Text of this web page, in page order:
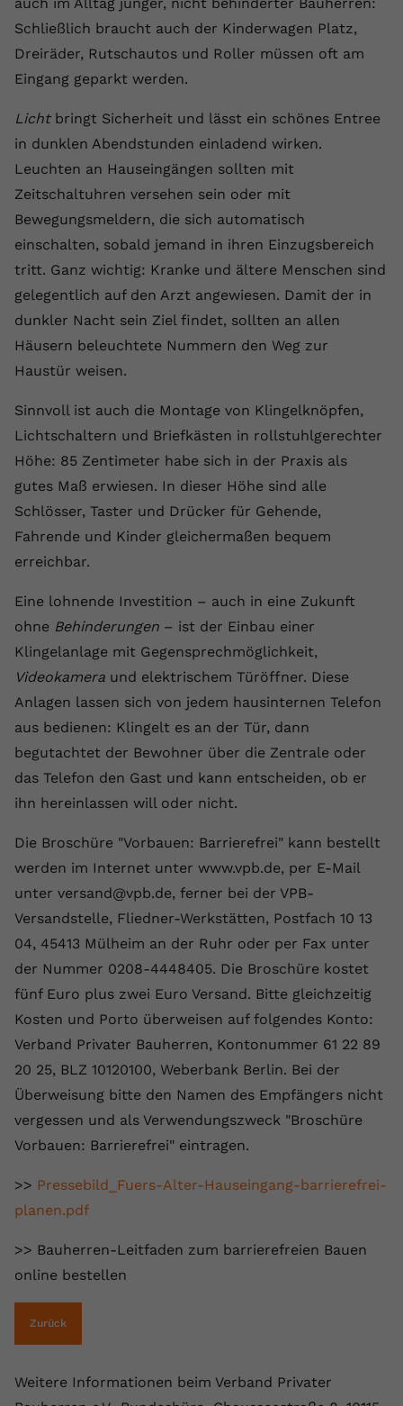
Schließlich braucht auch der Kinderwagen Platz,
Dreiräder, Rutschautos und Roller müssen oft am
Eingang geparkt werden.
Lichtbringt Sicherheit und lässt ein schönes Entree
in dunklen Abendstunden einladend wirken.
Leuchten an Hauseingängen sollten mit
Zeitschaltuhren versehen sein oder mit
Bewegungsmeldern, die sich automatisch
einschalten, sobald jemand in ihren Einzugsbereich
tritt. Ganz wichtig: Kranke und ältere Menschen sind
gelegentlich auf den Arzt angewiesen. Damit der in
dunkler Nacht sein Ziel findet, sollten an allen
Häusern beleuchtete Nummern den Weg zur
Haustür weisen.
Sinnvoll ist auch die Montage von Klingelknöpfen,
Lichtschaltern und Briefkästen in rollstuhlgerechter
Höhe: 85 Zentimeter habe sich in der Praxis als
gutes Maß erwiesen. In dieser Höhe sind alle
Schlösser, Taster und Drücker für Gehende,
Fahrende und Kinder gleichermaßen bequem
erreichbar.
Eine lohnende Investition – auch in eine Zukunft
ohne Behinderungen – ist der Einbau einer
Klingelanlage mit Gegensprechmöglichkeit,
Videokamera und elektrischem Türöffner. Diese
Anlagen lassen sich von jedem hausinternen Telefon
aus bedienen: Klingelt es an der Tür, dann
begutachtet der Bewohner über die Zentrale oder
das Telefon den Gast und kann entscheiden, ob er
ihn hereinlassen will oder nicht.
Die Broschüre "Vorbauen: Barrierefrei" kann bestellt
werden im Internet unter www.vpb.de, per E-Mail
unter versand@vpb.de, ferner bei der VPB-
Versandstelle, Fliedner-Werkstätten, Postfach 10 13
04, 45413 Mülheim an der Ruhr oder per Fax unter
der Nummer 0208-4448405. Die Broschüre kostet
fünf Euro plus zwei Euro Versand. Bitte gleichzeitig
Kosten und Porto überweisen auf folgendes Konto:
Verband Privater Bauherren, Kontonummer 61 22 89
20 25, BLZ 10120100, Weberbank Berlin. Bei der
Überweisung bitte den Namen des Empfängers nicht
vergessen und als Verwendungszweck "Broschüre
Vorbauen: Barrierefrei" eintragen.
>> Pressebild_Fuers-Alter-Hauseingang-barrierefrei-
planen.pdf
>> Bauherren-Leitfaden zum barrierefreien Bauen
online bestellen
Zurück
Weitere Informationen beim Verband Privater
Anbieter Youtube.com
Zweck
Videopräferenzen des Benutzers zu
speichern, der eingebettete YouTube-
Videos verwendet.
Name yt.innertube::requests
youtube.com
Laufzeit Session
Zweck
Dieser von YouTube gesetzte Cookie
registriert eine eindeutige ID, um
Daten darüber zu speichern, welche
gesehen hat.
Anbieter Youtube.com
Laufzeit
Zweck
Daten darüber zu speichern, welche
Videos von YouTube der Nutzer
gesehen hat.
Name yt-remote-connected-devices
Laufzeit Session
Zweck
YouTube setzt diesen Cookie, um die
Videopräferenzen des Nutzers zu
speichern, der eingebettete YouTube-
Videos verwendet.